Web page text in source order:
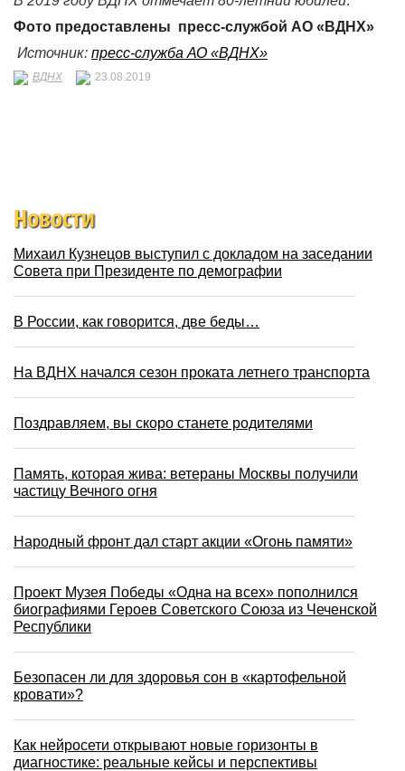
Фото предоставлены пресс-службой АО «ВДНХ»
Источник: пресс-служба АО «ВДНХ»
ВДНХ 23.08.2019
Новости
Михаил Кузнецов выступил с докладом на заседании
Совета при Президенте по демографии
В России, как говорится, две беды…
На ВДНХ начался сезон проката летнего транспорта
Поздравляем, вы скоро станете родителями
Память, которая жива: ветераны Москвы получили
частицу Вечного огня
Народный фронт дал старт акции «Огонь памяти»
Проект Музея Победы «Одна на всех» пополнился
биографиями Героев Советского Союза из Чеченской
Республики
Безопасен ли для здоровья сон в «картофельной
кровати»?
Как нейросети открывают новые горизонты в
диагностике: реальные кейсы и перспективы